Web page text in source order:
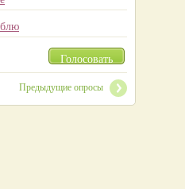
Голосовать
Предыдущие опросы